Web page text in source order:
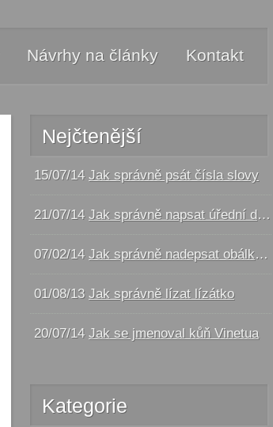
Návrhy na články Kontakt
Nejčtenější
15/07/14 Jak správně psát čísla slovy
21/07/14 Jak správně napsat úřední dopis - vzor
07/02/14 Jak správně nadepsat obálku a balík
01/08/13 Jak správně lízat lízátko
20/07/14 Jak se jmenoval kůň Vinetua
Kategorie